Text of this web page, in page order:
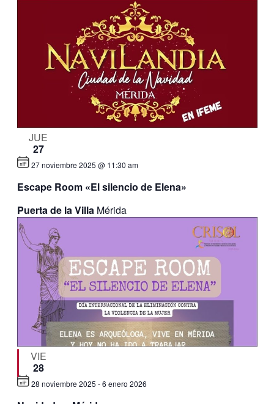
JUE
27
Escape Room «El silencio de Elena»
27 noviembre 2025 @ 11:30 am
Puerta de la Villa Mérida
VIE
28
28 noviembre 2025 -6 enero 2026